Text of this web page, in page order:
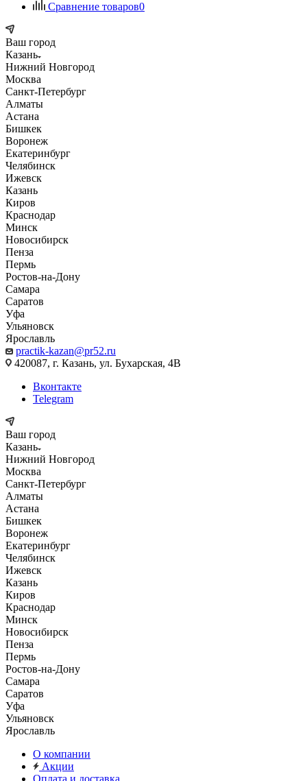
Сравнение товаров0
Ваш город
Казань
Нижний Новгород
Москва
Санкт-Петербург
Алматы
Астана
Бишкек
Воронеж
Екатеринбург
Челябинск
Ижевск
Казань
Киров
Краснодар
Минск
Новосибирск
Пенза
Пермь
Ростов-на-Дону
Самара
Саратов
Уфа
Ульяновск
Ярославль
practik-kazan@pr52.ru
420087, г. Казань, ул. Бухарская, 4В
Вконтакте
Telegram
Ваш город
Казань
Нижний Новгород
Москва
Санкт-Петербург
Алматы
Астана
Бишкек
Воронеж
Екатеринбург
Челябинск
Ижевск
Казань
Киров
Краснодар
Минск
Новосибирск
Пенза
Пермь
Ростов-на-Дону
Самара
Саратов
Уфа
Ульяновск
Ярославль
О компании
Акции
Оплата и доставка